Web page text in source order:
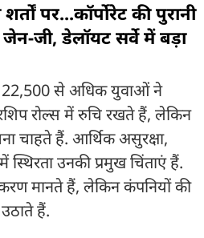
पर...कॉर्पोरेट की पुरानी
जी, डेलॉयट सर्वे में बड़ा
22,500 से अधिक युवाओं ने
रोल्स में रुचि रखते हैं, लेकिन
चाहते हैं. आर्थिक असुरक्षा,
उनकी प्रमुख चिंताएं हैं.
मानते हैं, लेकिन कंपनियों की
हैं.